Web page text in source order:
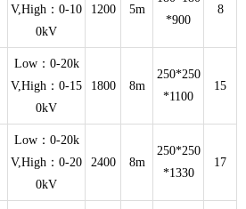
V,High：0-10
0kV
1200 5m
*900
8
Low：0-20k
V,High：0-15
0kV
1800 8m
250*250
*1100
15
Low：0-20k
V,High：0-20
0kV
2400 8m
250*250
*1330
17